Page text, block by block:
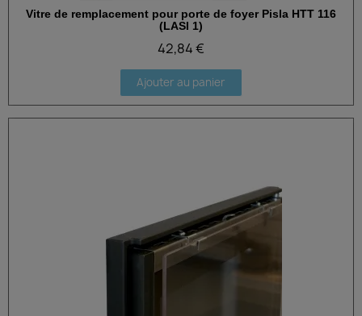
Aperçu rapide
Vitre de remplacement pour porte de foyer Pisla HTT 116
(LASI 1)
42,84 €
Ajouter au panier